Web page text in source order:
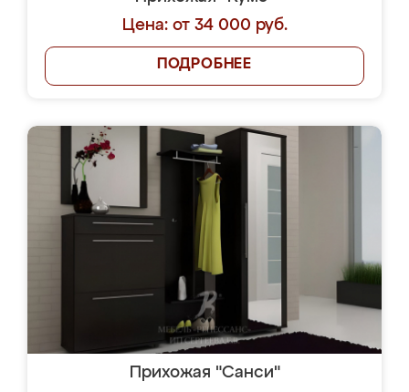
Цена: от 34 000 руб.
ПОДРОБНЕЕ
Прихожая "Санси"